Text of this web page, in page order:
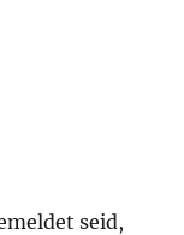
seid,